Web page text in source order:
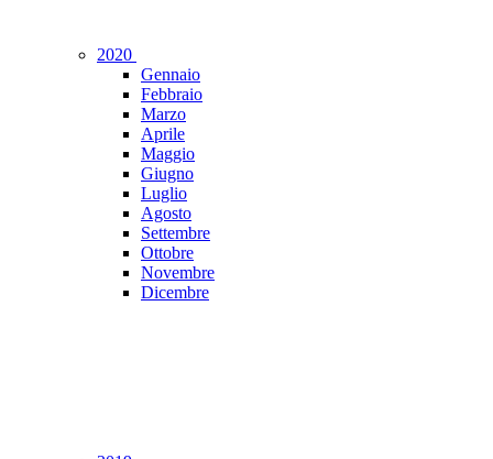
2020
Gennaio
Febbraio
Marzo
Aprile
Maggio
Giugno
Luglio
Agosto
Settembre
Ottobre
Novembre
Dicembre